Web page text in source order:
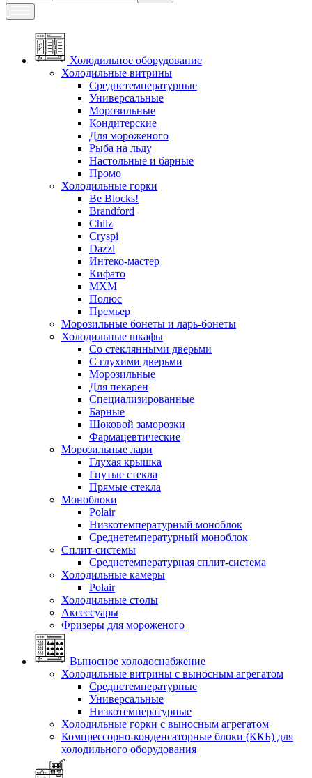
Холодильное оборудование
Холодильные витрины
Среднетемпературные
Универсальные
Морозильные
Кондитерские
Для мороженого
Рыба на льду
Настольные и барные
Промо
Холодильные горки
Be Blocks!
Brandford
Chilz
Cryspi
Dazzl
Интеко-мастер
Кифато
МХМ
Полюс
Премьер
Морозильные бонеты и ларь-бонеты
Холодильные шкафы
Со стеклянными дверьми
С глухими дверьми
Морозильные
Для пекарен
Специализированные
Барные
Шоковой заморозки
Фармацевтические
Морозильные лари
Глухая крышка
Гнутые стекла
Прямые стекла
Моноблоки
Polair
Низкотемпературный моноблок
Среднетемпературный моноблок
Сплит-системы
Среднетемпературная сплит-система
Холодильные камеры
Polair
Холодильные столы
Аксессуары
Фризеры для мороженого
Выносное холодоснабжение
Холодильные витрины с выносным агрегатом
Среднетемпературные
Универсальные
Низкотемпературные
Холодильные горки с выносным агрегатом
Компрессорно-конденсаторные блоки (ККБ) для
холодильного оборудования